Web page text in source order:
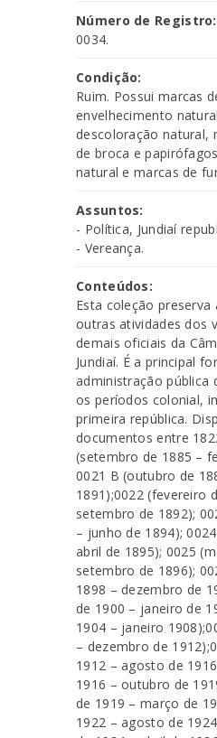
Número de Registro:
0034.
Condição:
Ruim. Possui marcas
envelhecimento
descoloração natural,
de broca e
natural e marcas de
Assuntos:
- Política, Jundiaí
- Vereança.
Conteúdos:
Esta coleção preserva
outras atividades dos
demais oficiais da
Jundiaí. É a principal
administração pública
os períodos colonial,
primeira república.
documentos entre
(setembro de 1885 –
0021 B (outubro de
1891);0022 (fevereiro
setembro de 1892);
– junho de 1894);
abril de 1895); 0025
setembro de 1896);
1898 – dezembro de
de 1900 – janeiro de
1904 – janeiro
– dezembro de
1912 – agosto de
1916 – outubro de
de 1919 – março de
1922 – agosto de